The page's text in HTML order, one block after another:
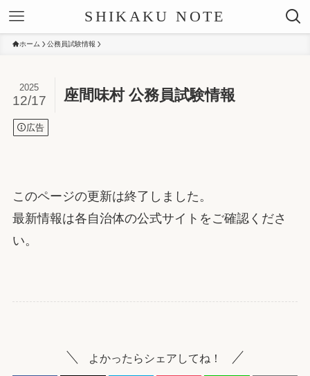
SHIKAKU NOTE
ホーム 公務員試験情報
座間味村 公務員試験情報
2025
12/17
広告
このページの更新は終了しました。
最新情報は各自治体の公式サイトをご確認くださ
い。
よかったらシェアしてね！